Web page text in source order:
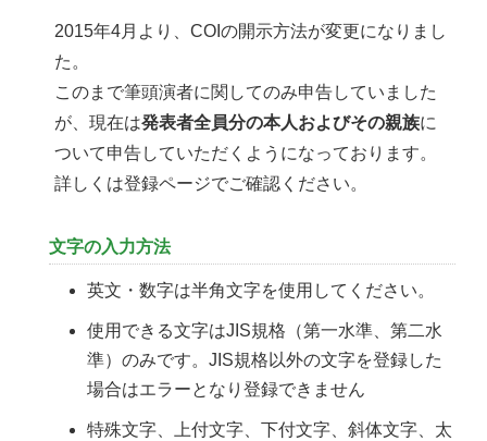
2015年4月より、COIの開示方法が変更になりまし
た。
このまで筆頭演者に関してのみ申告していました
が、現在は発表者全員分の本人およびその親族に
ついて申告していただくようになっております。
詳しくは登録ページでご確認ください。
文字の入力方法
英文・数字は半角文字を使用してください。
使用できる文字はJIS規格（第一水準、第二水
準）のみです。JIS規格以外の文字を登録した
場合はエラーとなり登録できません
特殊文字、上付文字、下付文字、斜体文字、太